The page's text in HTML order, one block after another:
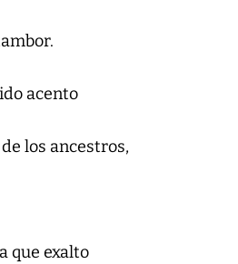
acento
los ancestros,
que exalto